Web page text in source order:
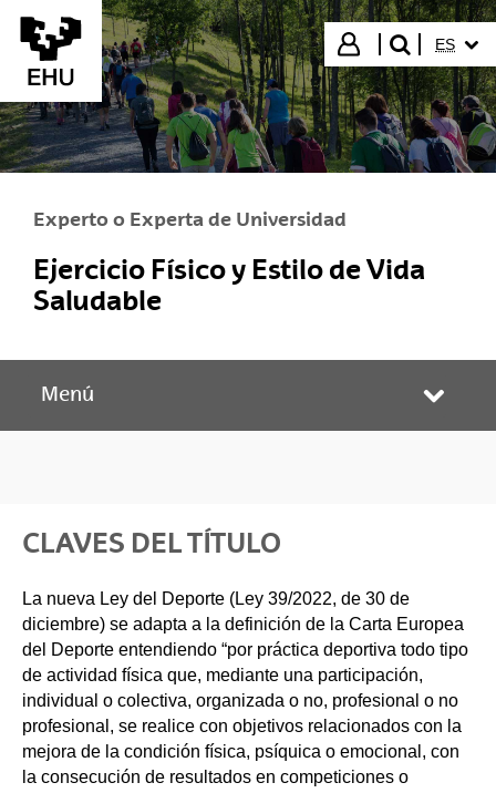
Saltar al contenido principal
Iniciar sesión
buscar"
ES
Experto o Experta de Universidad
Ejercicio Físico y Estilo de Vida
Saludable
Menú
CLAVES DEL TÍTULO
La nueva Ley del Deporte (Ley 39/2022, de 30 de
diciembre) se adapta a la definición de la Carta Europea
del Deporte entendiendo “por práctica deportiva todo tipo
de actividad física que, mediante una participación,
individual o colectiva, organizada o no, profesional o no
profesional, se realice con objetivos relacionados con la
mejora de la condición física, psíquica o emocional, con
la consecución de resultados en competiciones o